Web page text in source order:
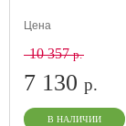
Цена
10 357р.
7 130 р.
В НАЛИЧИИ